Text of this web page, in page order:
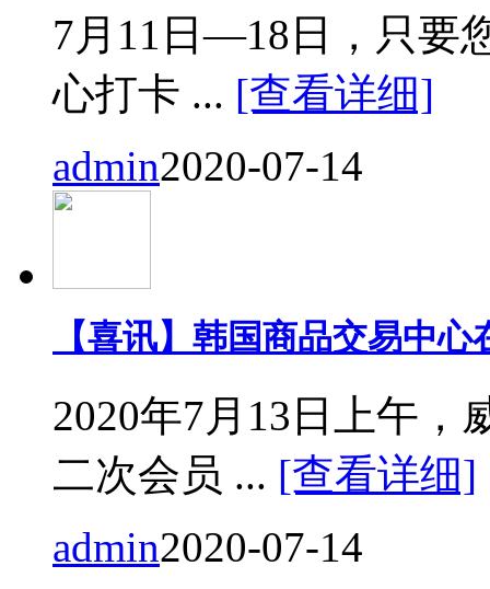
7月11日—18日，只要
心打卡 ... [查看详细]
admin2020-07-14
【喜讯】韩国商品交易中
2020年7月13日上午，
二次会员 ... [查看详细]
admin2020-07-14